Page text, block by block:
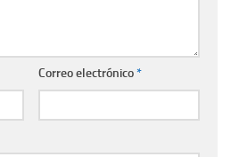
Correo electrónico*